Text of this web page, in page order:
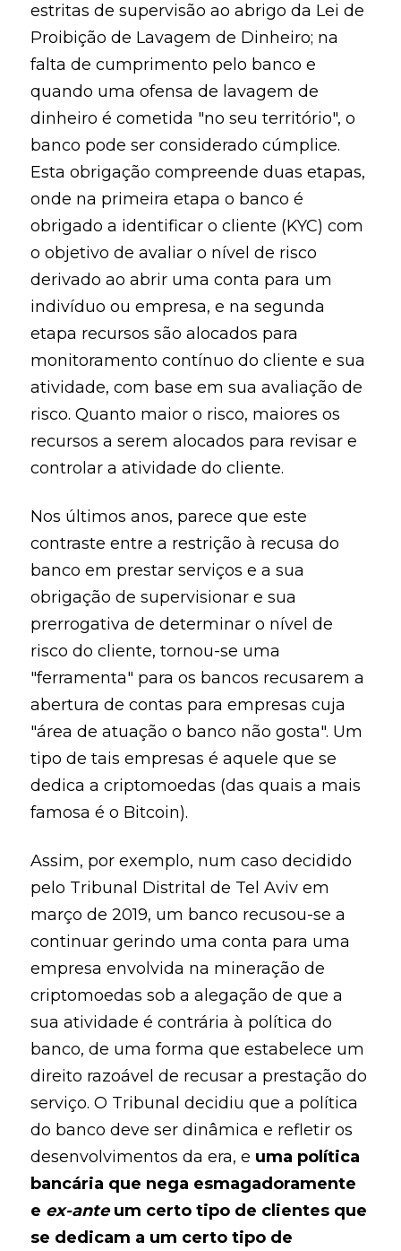
estritas de supervisão ao abrigo da Lei de
Proibição de Lavagem de Dinheiro; na
falta de cumprimento pelo banco e
quando uma ofensa de lavagem de
dinheiro é cometida "no seu território", o
banco pode ser considerado cúmplice.
Esta obrigação compreende duas etapas,
onde na primeira etapa o banco é
obrigado a identificar o cliente (KYC) com
o objetivo de avaliar o nível de risco
derivado ao abrir uma conta para um
indivíduo ou empresa, e na segunda
etapa recursos são alocados para
monitoramento contínuo do cliente e sua
atividade, com base em sua avaliação de
risco. Quanto maior o risco, maiores os
recursos a serem alocados para revisar e
controlar a atividade do cliente.
Nos últimos anos, parece que este
contraste entre a restrição à recusa do
banco em prestar serviços e a sua
obrigação de supervisionar e sua
prerrogativa de determinar o nível de
risco do cliente, tornou-se uma
"ferramenta" para os bancos recusarem a
abertura de contas para empresas cuja
"área de atuação o banco não gosta". Um
tipo de tais empresas é aquele que se
dedica a criptomoedas (das quais a mais
famosa é o Bitcoin).
Assim, por exemplo, num caso decidido
pelo Tribunal Distrital de Tel Aviv em
março de 2019, um banco recusou-se a
continuar gerindo uma conta para uma
empresa envolvida na mineração de
criptomoedas sob a alegação de que a
sua atividade é contrária à política do
banco, de uma forma que estabelece um
direito razoável de recusar a prestação do
serviço. O Tribunal decidiu que a política
do banco deve ser dinâmica e refletir os
desenvolvimentos da era, e uma política
bancária que nega esmagadoramente
e ex-anteum certo tipo de clientes que
se dedicam a um certo tipo de